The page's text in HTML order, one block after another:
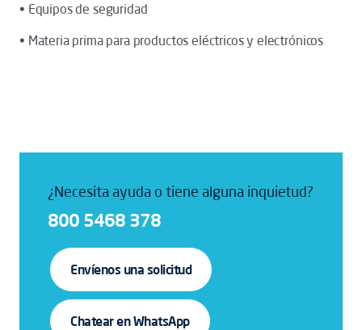
• Equipos de seguridad
• Materia prima para productos eléctricos y electrónicos
¿Necesita ayuda o tiene alguna inquietud?
800 5468 378
Envíenos una solicitud
Chatear en WhatsApp